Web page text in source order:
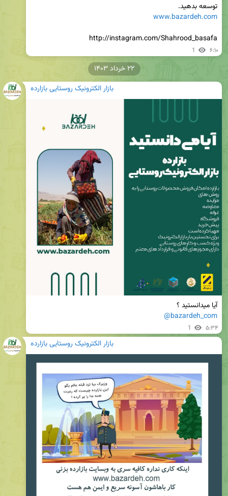
توسعه بدهید.
www.bazardeh.com
http://instagram.com/Shahrood_basafa
1 ۶:۱۰
بازار الکترونیک روستایی بازارده
آیا میدانستید ؟
@bazardeh_com
1 ۵:۳۴
۲۲ خرداد ۱۴۰۳
بازار الکترونیک روستایی بازارده